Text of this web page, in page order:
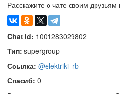
Расскажите о чате своим друзьям
Chat id: 1001283029802
Тип: supergroup
Ссылка: @elektriki_rb
Спасиб: 0